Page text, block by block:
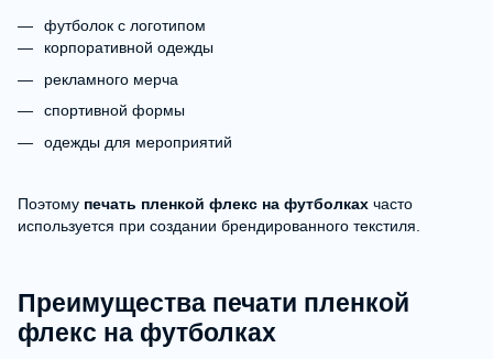
футболок с логотипом
корпоративной одежды
рекламного мерча
спортивной формы
одежды для мероприятий
Поэтому печать пленкой флекс на футболках часто
используется при создании брендированного текстиля.
Преимущества печати пленкой
флекс на футболках